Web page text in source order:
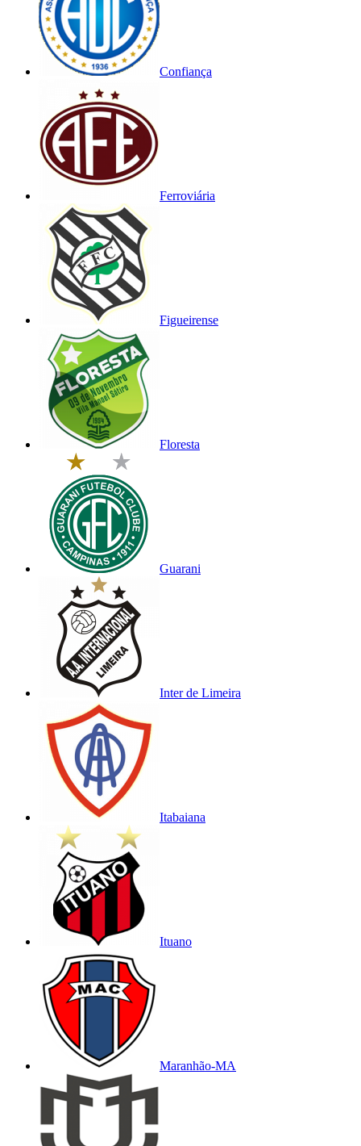
Confiança
Ferroviária
Figueirense
Floresta
Guarani
Inter de Limeira
Itabaiana
Ituano
Maranhão-MA